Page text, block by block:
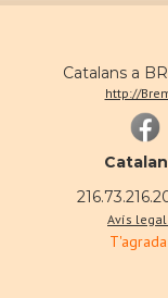
Catalans a
http://
Avís legal